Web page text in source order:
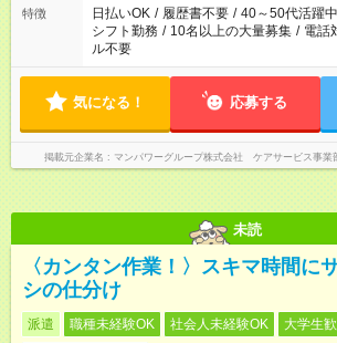
業はご案内が難しい場合があります
特徴 日払いOK / 履歴書不要 / 40～50代活躍中
シフト勤務 / 10名以上の大量募集 / 電話
ル不要
気になる！ 応募する
掲載元企業名 マンパワーグループ株式会社 ケアサービス事業
未読
〈カンタン作業！〉スキマ時間に
シの仕分け
派遣 職種未経験OK 社会人未経験OK 大学生